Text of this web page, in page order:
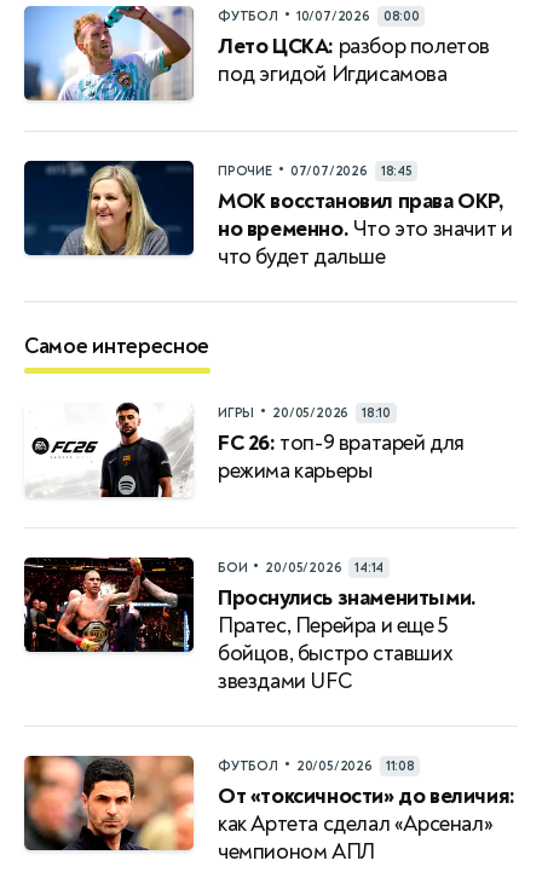
ФУТБОЛ • 10/07/2026 08:00
Лето ЦСКА: разбор полетов
под эгидой Игдисамова
ПРОЧИЕ • 07/07/2026 18:45
МОК восстановил права ОКР,
но временно. Что это значит и
что будет дальше
Самое интересное
ИГРЫ • 20/05/2026 18:10
FC 26: топ-9 вратарей для
режима карьеры
БОИ • 20/05/2026 14:14
Проснулись знаменитыми.
Пратес, Перейра и еще 5
бойцов, быстро ставших
звездами UFС
ФУТБОЛ • 20/05/2026 11:08
От «токсичности» до величия:
как Артета сделал «Арсенал»
чемпионом АПЛ